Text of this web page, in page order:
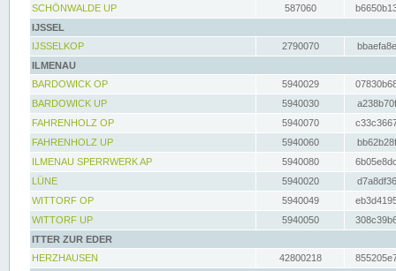
SCHÖNWALDE UP
587060
IJSSEL
IJSSELKOP
2790070
ILMENAU
BARDOWICK OP
5940029
BARDOWICK UP
5940030
FAHRENHOLZ OP
5940070
FAHRENHOLZ UP
5940060
ILMENAU SPERRWERK AP
5940080
LÜNE
5940020
WITTORF OP
5940049
WITTORF UP
5940050
ITTER ZUR EDER
HERZHAUSEN
42800218